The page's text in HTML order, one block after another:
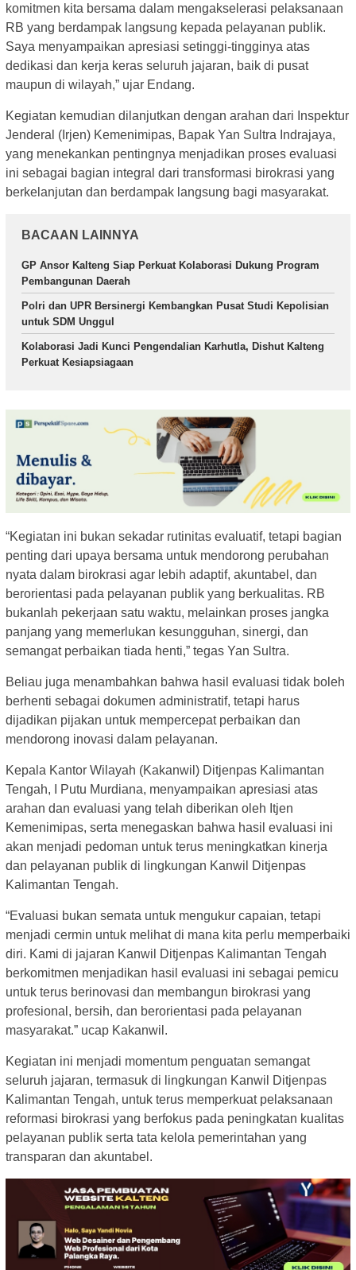
komitmen kita bersama dalam mengakselerasi pelaksanaan
RB yang berdampak langsung kepada pelayanan publik.
Saya menyampaikan apresiasi setinggi-tingginya atas
dedikasi dan kerja keras seluruh jajaran, baik di pusat
maupun di wilayah,” ujar Endang.
Kegiatan kemudian dilanjutkan dengan arahan dari Inspektur
Jenderal (Irjen) Kemenimipas, Bapak Yan Sultra Indrajaya,
yang menekankan pentingnya menjadikan proses evaluasi
ini sebagai bagian integral dari transformasi birokrasi yang
berkelanjutan dan berdampak langsung bagi masyarakat.
BACAAN LAINNYA
GP Ansor Kalteng Siap Perkuat Kolaborasi Dukung Program
Pembangunan Daerah
Polri dan UPR Bersinergi Kembangkan Pusat Studi Kepolisian
untuk SDM Unggul
Kolaborasi Jadi Kunci Pengendalian Karhutla, Dishut Kalteng
Perkuat Kesiapsiagaan
“Kegiatan ini bukan sekadar rutinitas evaluatif, tetapi bagian
penting dari upaya bersama untuk mendorong perubahan
nyata dalam birokrasi agar lebih adaptif, akuntabel, dan
berorientasi pada pelayanan publik yang berkualitas. RB
bukanlah pekerjaan satu waktu, melainkan proses jangka
panjang yang memerlukan kesungguhan, sinergi, dan
semangat perbaikan tiada henti,” tegas Yan Sultra.
Beliau juga menambahkan bahwa hasil evaluasi tidak boleh
berhenti sebagai dokumen administratif, tetapi harus
dijadikan pijakan untuk mempercepat perbaikan dan
mendorong inovasi dalam pelayanan.
Kepala Kantor Wilayah (Kakanwil) Ditjenpas Kalimantan
Tengah, I Putu Murdiana, menyampaikan apresiasi atas
arahan dan evaluasi yang telah diberikan oleh Itjen
Kemenimipas, serta menegaskan bahwa hasil evaluasi ini
akan menjadi pedoman untuk terus meningkatkan kinerja
dan pelayanan publik di lingkungan Kanwil Ditjenpas
Kalimantan Tengah.
“Evaluasi bukan semata untuk mengukur capaian, tetapi
menjadi cermin untuk melihat di mana kita perlu memperbaiki
diri. Kami di jajaran Kanwil Ditjenpas Kalimantan Tengah
berkomitmen menjadikan hasil evaluasi ini sebagai pemicu
untuk terus berinovasi dan membangun birokrasi yang
profesional, bersih, dan berorientasi pada pelayanan
masyarakat.” ucap Kakanwil.
Kegiatan ini menjadi momentum penguatan semangat
seluruh jajaran, termasuk di lingkungan Kanwil Ditjenpas
Kalimantan Tengah, untuk terus memperkuat pelaksanaan
reformasi birokrasi yang berfokus pada peningkatan kualitas
pelayanan publik serta tata kelola pemerintahan yang
transparan dan akuntabel.